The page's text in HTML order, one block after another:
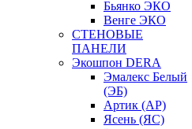
Бьянко ЭКО
Венге ЭКО
СТЕНОВЫЕ
ПАНЕЛИ
Экошпон DERA
Эмалекс Белый
(ЭБ)
Артик (АР)
Ясень (ЯС)